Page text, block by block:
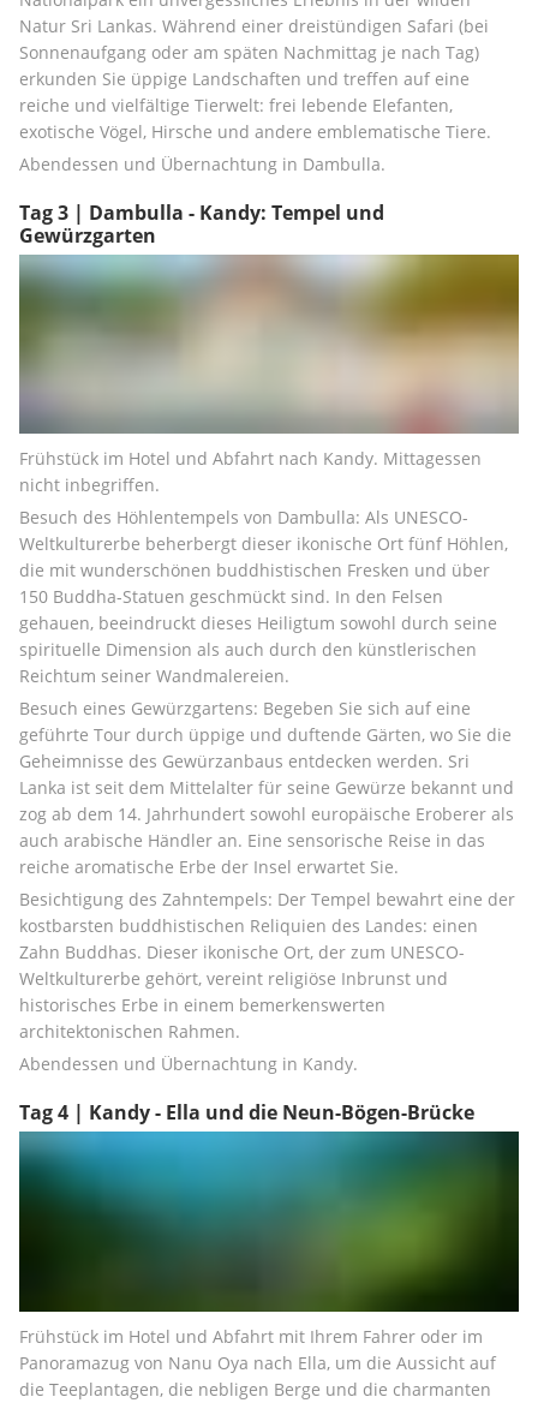
Natur Sri Lankas. Während einer dreistündigen Safari (bei
Sonnenaufgang oder am späten Nachmittag je nach Tag)
erkunden Sie üppige Landschaften und treffen auf eine
reiche und vielfältige Tierwelt: frei lebende Elefanten,
exotische Vögel, Hirsche und andere emblematische Tiere.
Abendessen und Übernachtung in Dambulla.
Tag 3 | Dambulla - Kandy: Tempel und
Gewürzgarten
Frühstück im Hotel und Abfahrt nach Kandy. Mittagessen
nicht inbegriffen.
Besuch des Höhlentempels von Dambulla: Als UNESCO-
Weltkulturerbe beherbergt dieser ikonische Ort fünf Höhlen,
die mit wunderschönen buddhistischen Fresken und über
150 Buddha-Statuen geschmückt sind. In den Felsen
gehauen, beeindruckt dieses Heiligtum sowohl durch seine
spirituelle Dimension als auch durch den künstlerischen
Reichtum seiner Wandmalereien.
Besuch eines Gewürzgartens: Begeben Sie sich auf eine
geführte Tour durch üppige und duftende Gärten, wo Sie die
Geheimnisse des Gewürzanbaus entdecken werden. Sri
Lanka ist seit dem Mittelalter für seine Gewürze bekannt und
zog ab dem 14. Jahrhundert sowohl europäische Eroberer als
auch arabische Händler an. Eine sensorische Reise in das
reiche aromatische Erbe der Insel erwartet Sie.
Besichtigung des Zahntempels: Der Tempel bewahrt eine der
kostbarsten buddhistischen Reliquien des Landes: einen
Zahn Buddhas. Dieser ikonische Ort, der zum UNESCO-
Weltkulturerbe gehört, vereint religiöse Inbrunst und
historisches Erbe in einem bemerkenswerten
architektonischen Rahmen.
Abendessen und Übernachtung in Kandy.
Tag 4 | Kandy - Ella und die Neun-Bögen-Brücke
Frühstück im Hotel und Abfahrt mit Ihrem Fahrer oder im
Panoramazug von Nanu Oya nach Ella, um die Aussicht auf
die Teeplantagen, die nebligen Berge und die charmanten